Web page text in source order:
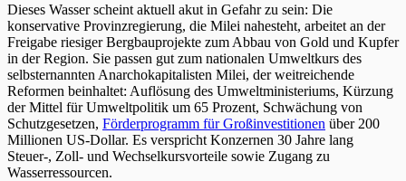
Dieses Wasser scheint aktuell akut in Gefahr zu sein: Die
konservative Provinzregierung, die Milei nahesteht, arbeitet an der
Freigabe riesiger Bergbauprojekte zum Abbau von Gold und Kupfer
in der Region. Sie passen gut zum nationalen Umweltkurs des
selbsternannten Anarchokapitalisten Milei, der weitreichende
Reformen beinhaltet: Auflösung des Umweltministeriums, Kürzung
der Mittel für Umweltpolitik um 65 Prozent, Schwächung von
Schutzgesetzen, Förderprogramm für Großinvestitionen über 200
Millionen US-Dollar. Es verspricht Konzernen 30 Jahre lang
Steuer-, Zoll- und Wechselkursvorteile sowie Zugang zu
Wasserressourcen.